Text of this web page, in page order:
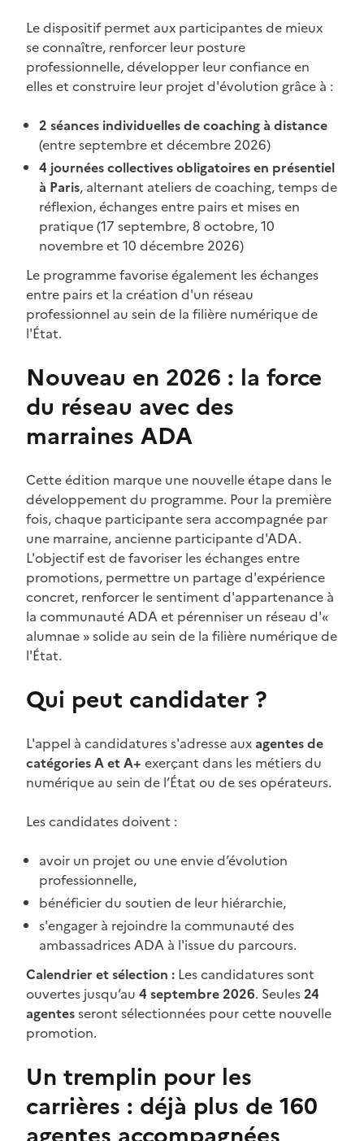
Le dispositif permet aux participantes de mieux
se connaître, renforcer leur posture
professionnelle, développer leur confiance en
elles et construire leur projet d'évolution grâce à :
2 séances individuelles de coaching à distance
(entre septembre et décembre 2026)
4 journées collectivesobligatoiresen présentiel
à Paris, alternant ateliers de coaching, temps de
réflexion, échanges entre pairs et mises en
pratique (17 septembre, 8 octobre, 10
novembre et 10 décembre 2026)
Le programme favorise également les échanges
entre pairs et la création d'un réseau
professionnel au sein de la filière numérique de
l'État.
Nouveau en 2026 : la force
du réseau avec des
marraines ADA
Cette édition marque une nouvelle étape dans le
développement du programme. Pour la première
fois, chaque participante sera accompagnée par
une marraine, ancienne participante d'ADA.
L'objectif est de favoriser les échanges entre
promotions, permettre un partage d'expérience
concret, renforcer le sentiment d'appartenance à
la communauté ADA et pérenniser un réseau d'«
alumnae » solide au sein de la filière numérique de
l'État.
Qui peut candidater ?
L'appel à candidatures s'adresse auxagentes de
catégories A et A+ exerçant dans les métiers du
numérique au sein de l’État ou de ses opérateurs.
Les candidates doivent :
avoir un projet ou une envie d’évolution
professionnelle,
bénéficier du soutien de leur hiérarchie,
s'engager à rejoindre la communauté des
ambassadrices ADA à l'issue du parcours.
Calendrier et sélection : Les candidatures sont
ouvertes jusqu’au 4 septembre 2026. Seules24
agentesseront sélectionnées pour cette nouvelle
promotion.
Un tremplin pour les
carrières : déjà plus de 160